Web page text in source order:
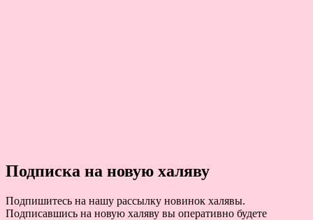
Подписка на новую халяву
Подпишитесь на нашу рассылку новинок халявы.
Подписавшись на новую халяву вы оперативно будете